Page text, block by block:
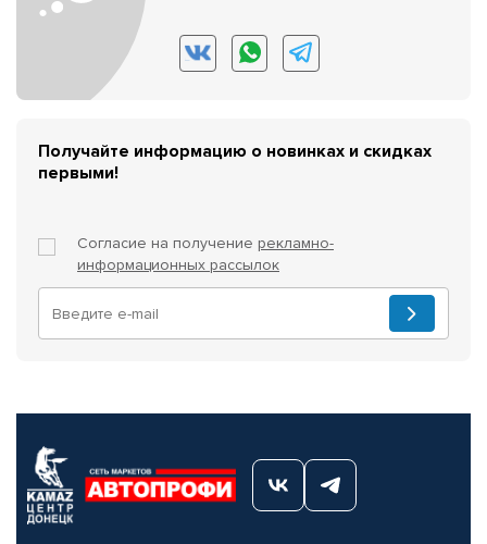
Получайте информацию о новинках и скидках
первыми!
Согласие на получение рекламно-
информационных рассылок